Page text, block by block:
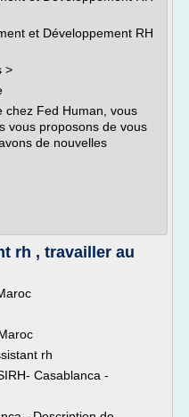
et Développement RH
>
chez Fed Human, vous
vous proposons de vous
de nouvelles
rh , travailler au
rh
Casablanca -